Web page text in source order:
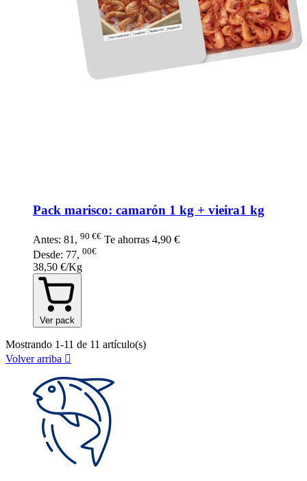
Pack marisco: camarón 1 kg + vieira1 kg
Antes: 81 , 90 €€ Te ahorras 4,90 €
Desde: 77, 00€
38,50 €/Kg
Ver pack
Mostrando 1-11 de 11 artículo(s)
Volver arriba 